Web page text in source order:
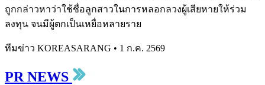
ถูกกล่าวหาว่าใช้ชื่อลูกสาวในการหลอกลวงผู้เสียหายให้ร่วม
ลงทุน จนมีผู้ตกเป็นเหยื่อหลายราย
ทีมข่าว KOREASARANG • 1 ก.ค. 2569
PR NEWS